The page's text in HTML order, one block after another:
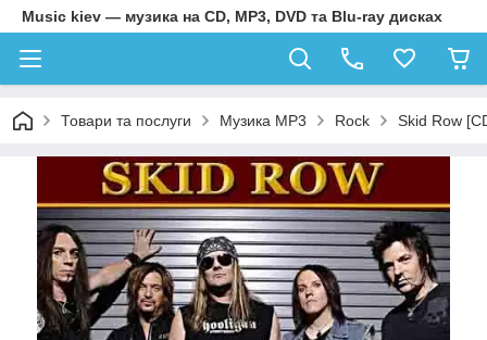
Music kiev — музика на CD, MP3, DVD та Blu-ray дисках
Товари та послуги Музика MP3 Rock Skid Row